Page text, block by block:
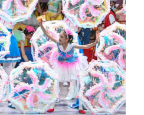
体育 文化
访谈 视频
金融 汽车
信息化 乡村振兴